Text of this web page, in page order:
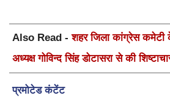
Also Read -शहर जिला कांग्रेस कमेटी
अध्यक्ष गोविन्द सिंह डोटासरा से की